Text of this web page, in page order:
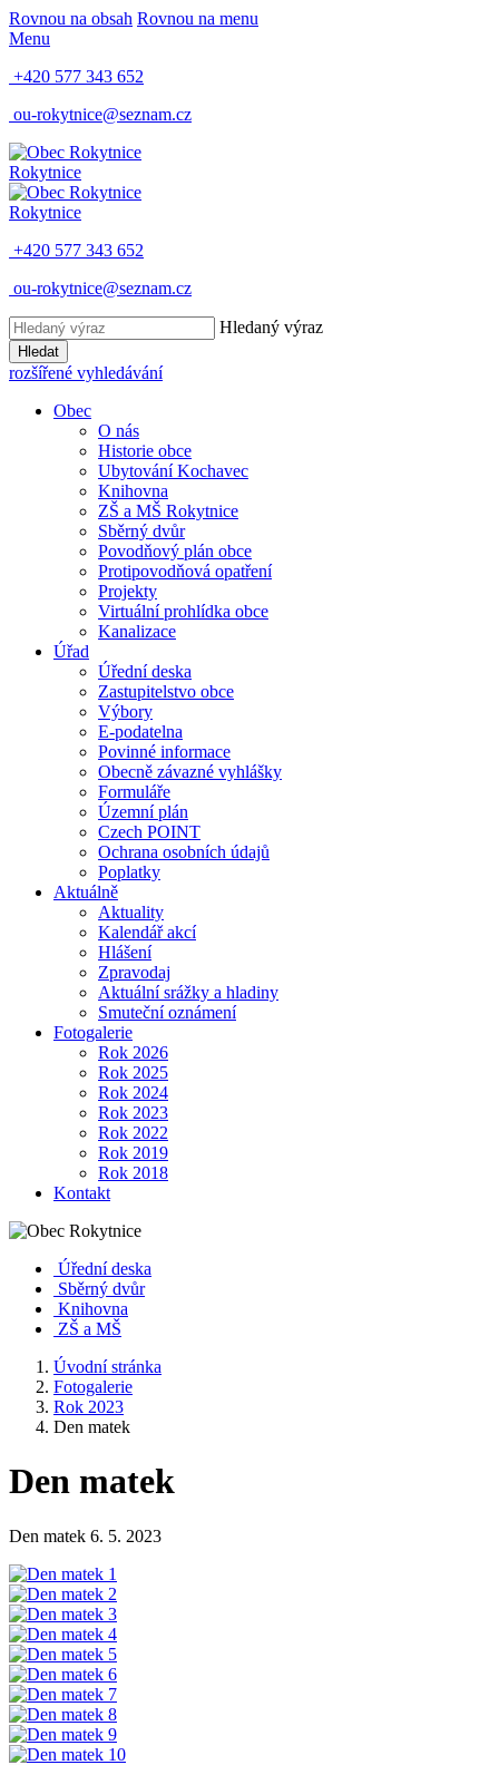
Rovnou na obsah Rovnou na menu
Menu
+420 577 343 652
ou-rokytnice@seznam.cz
Rokytnice
Rokytnice
+420 577 343 652
ou-rokytnice@seznam.cz
Hledaný výraz
Hledat
rozšířené vyhledávání
Obec
O nás
Historie obce
Ubytování Kochavec
Knihovna
ZŠ a MŠ Rokytnice
Sběrný dvůr
Povodňový plán obce
Protipovodňová opatření
Projekty
Virtuální prohlídka obce
Kanalizace
Úřad
Úřední deska
Zastupitelstvo obce
Výbory
E-podatelna
Povinné informace
Obecně závazné vyhlášky
Formuláře
Územní plán
Czech POINT
Ochrana osobních údajů
Poplatky
Aktuálně
Aktuality
Kalendář akcí
Hlášení
Zpravodaj
Aktuální srážky a hladiny
Smuteční oznámení
Fotogalerie
Rok 2026
Rok 2025
Rok 2024
Rok 2023
Rok 2022
Rok 2019
Rok 2018
Kontakt
Úřední deska
Sběrný dvůr
Knihovna
ZŠ a MŠ
Úvodní stránka
Fotogalerie
Rok 2023
Den matek
Den matek
Den matek 6. 5. 2023